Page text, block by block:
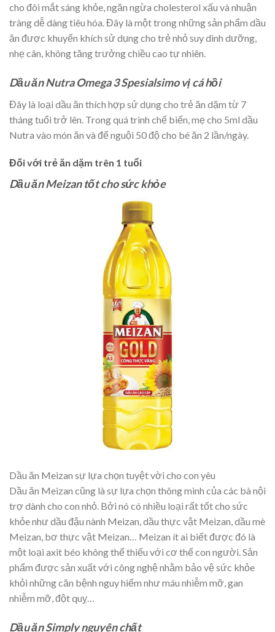
cho đôi mắt sáng khỏe, ngăn ngừa cholesterol xấu và nhuận
tràng dễ dàng tiêu hóa. Đây là một trong những sản phẩm dầu
ăn được khuyến khích sử dụng cho trẻ nhỏ suy dinh dưỡng,
nhẹ cân, không tăng trưởng chiều cao tự nhiên.
Dầu ăn Nutra Omega 3 Spesialsimo vị cá hồi
Đây là loại dầu ăn thích hợp sử dụng cho trẻ ăn dặm từ 7
tháng tuổi trở lên. Trong quá trình chế biến, mẹ cho 5ml dầu
Nutra vào món ăn và để nguội 50 độ cho bé ăn 2 lần/ngày.
Đối với trẻ ăn dặm trên 1 tuổi
Dầu ăn Meizan tốt cho sức khỏe
Dầu ăn Meizan sự lựa chọn tuyệt vời cho con yêu
Dầu ăn Meizan cũng là sự lựa chọn thông minh của các bà nội
trợ dành cho con nhỏ. Bởi nó có nhiều loại rất tốt cho sức
khỏe như dầu đậu nành Meizan, dầu thực vật Meizan, dầu mè
Meizan, bơ thực vật Meizan… Meizan ít ai biết được đó là
một loại axit béo không thể thiếu với cơ thể con người. Sản
phẩm được sản xuất với công nghệ nhằm bảo vệ sức khỏe
khỏi những căn bệnh nguy hiểm như máu nhiễm mỡ, gan
nhiễm mỡ, đột quỵ…
Dầu ăn Simply nguyên chất